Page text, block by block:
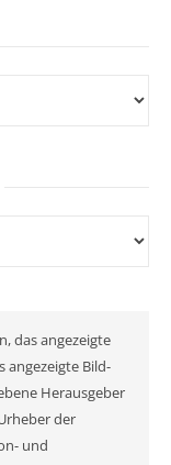
das angezeigte
angezeigte Bild-
Herausgeber
der
und